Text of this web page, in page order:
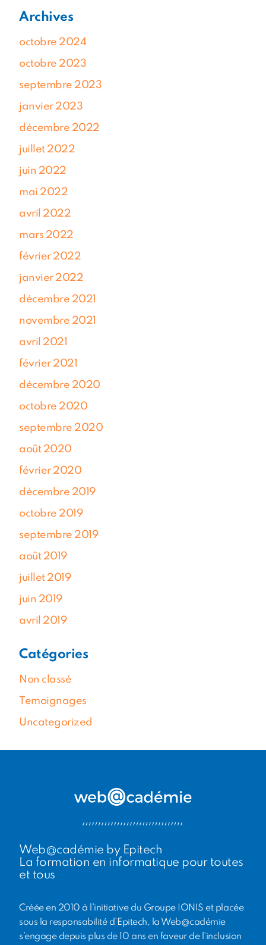
Archives
octobre 2024
octobre 2023
septembre 2023
janvier 2023
décembre 2022
juillet 2022
juin 2022
mai 2022
avril 2022
mars 2022
février 2022
janvier 2022
décembre 2021
novembre 2021
avril 2021
février 2021
décembre 2020
octobre 2020
septembre 2020
août 2020
février 2020
décembre 2019
octobre 2019
septembre 2019
août 2019
juillet 2019
juin 2019
avril 2019
Catégories
Non classé
Temoignages
Uncategorized
Web@cadémie by Epitech
La formation en informatique pour toutes
et tous
Créée en 2010 à l’initiative du Groupe IONIS et placée
sous la responsabilité d’Epitech, la Web@cadémie
s’engage depuis plus de 10 ans en faveur de l’inclusion